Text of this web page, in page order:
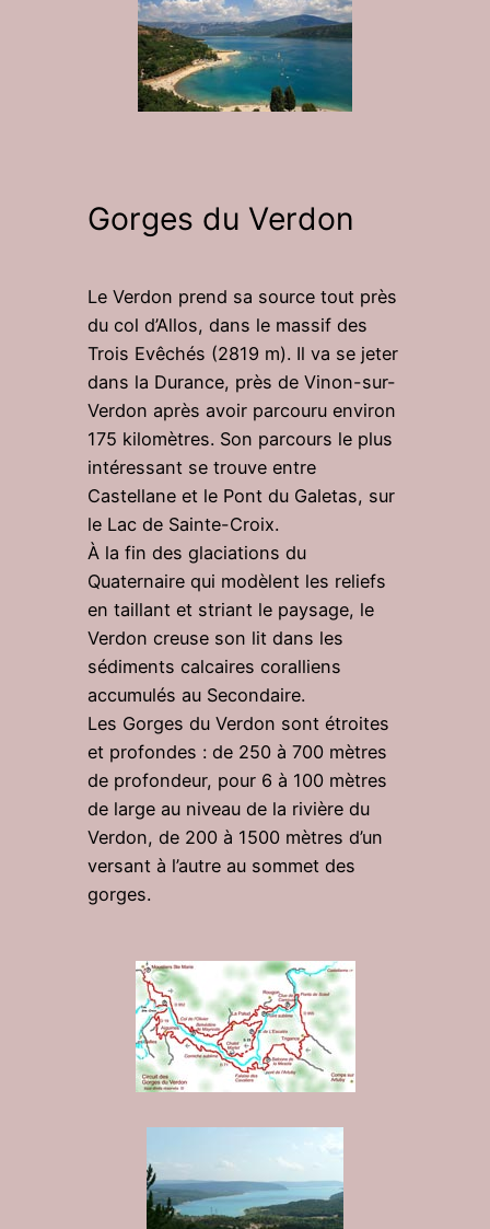
Gorges du Verdon
Le Verdon prend sa source tout près
du col d’Allos, dans le massif des
Trois Evêchés (2819 m). Il va se jeter
dans la Durance, près de Vinon-sur-
Verdon après avoir parcouru environ
175 kilomètres. Son parcours le plus
intéressant se trouve entre
Castellane et le Pont du Galetas, sur
le Lac de Sainte-Croix.
À la fin des glaciations du
Quaternaire qui modèlent les reliefs
en taillant et striant le paysage, le
Verdon creuse son lit dans les
sédiments calcaires coralliens
accumulés au Secondaire.
Les Gorges du Verdon sont étroites
et profondes : de 250 à 700 mètres
de profondeur, pour 6 à 100 mètres
de large au niveau de la rivière du
Verdon, de 200 à 1500 mètres d’un
versant à l’autre au sommet des
gorges.